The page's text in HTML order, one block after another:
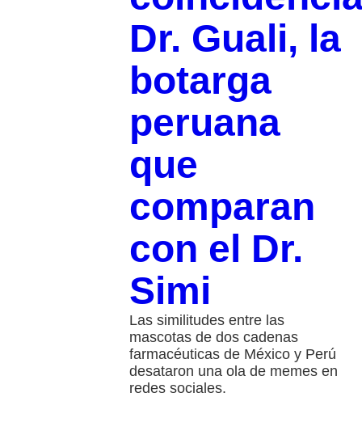
Dr. Guali, la
botarga
peruana
que
comparan
con el Dr.
Simi
Las similitudes entre las
mascotas de dos cadenas
farmacéuticas de México y Perú
desataron una ola de memes en
redes sociales.